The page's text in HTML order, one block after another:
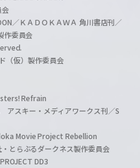
／ＫＡＤＯＫＡＷＡ 角川書店刊／
作委員会
（仮）製作委員会
Refrain
スキー・メディアワークス刊／S
Movie Project Rebellion
とらぶるダークネス製作委員会
DD3